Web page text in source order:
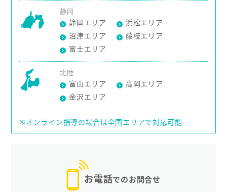
お電話でのお問合せ
静岡
静岡エリア
浜松エリア
沼津エリア
藤枝エリア
富士エリア
北陸
富山エリア
高岡エリア
金沢エリア
※オンライン指導の場合は全国エリアで対応可能